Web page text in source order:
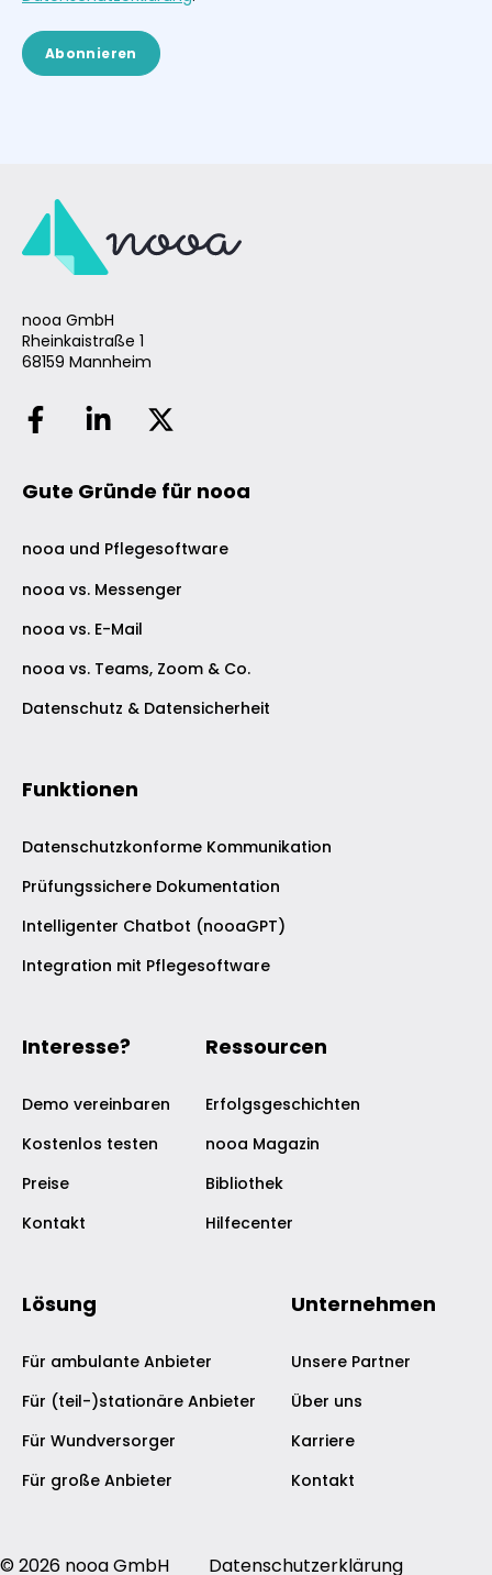
nooa GmbH
Rheinkaistraße 1
68159 Mannheim
Gute Gründe für nooa
nooa und Pflegesoftware
nooa vs. Messenger
nooa vs. E-Mail
nooa vs. Teams, Zoom & Co.
Datenschutz & Datensicherheit
Funktionen
Datenschutzkonforme Kommunikation
Prüfungssichere Dokumentation
Intelligenter Chatbot (nooaGPT)
Integration mit Pflegesoftware
Interesse?
Demo vereinbaren
Kostenlos testen
Preise
Kontakt
Ressourcen
Erfolgsgeschichten
nooa Magazin
Bibliothek
Hilfecenter
Lösung
Für ambulante Anbieter
Für (teil-)stationäre Anbieter
Für Wundversorger
Für große Anbieter
Unternehmen
Unsere Partner
Über uns
Karriere
Kontakt
© 2026 nooa GmbH Datenschutzerklärung